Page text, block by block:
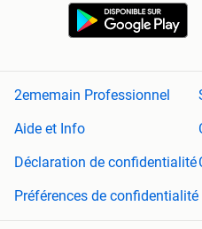
2ememain Professionnel
Aide et Info
Déclaration de confidentialité
Préférences de confidentialité